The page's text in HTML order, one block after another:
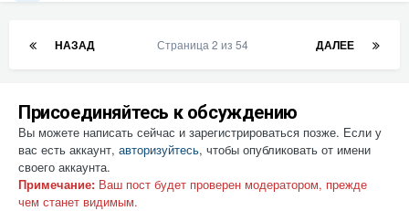
НАЗАД ДАЛЕЕ
Страница 2 из 54
Присоединяйтесь к обсуждению
Вы можете написать сейчас и зарегистрироваться позже. Если у
вас есть аккаунт, авторизуйтесь, чтобы опубликовать от имени
своего аккаунта.
Примечание: Ваш пост будет проверен модератором, прежде
чем станет видимым.